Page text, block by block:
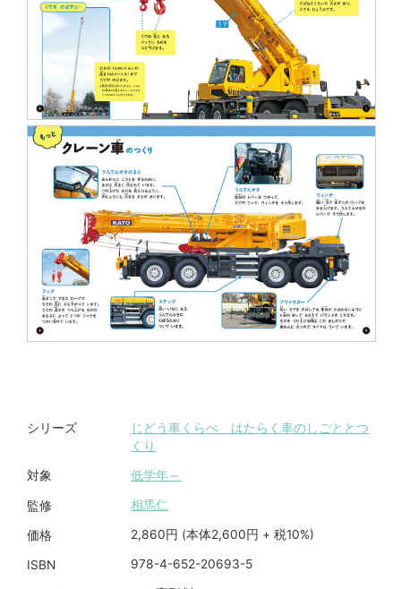
シリーズ
じどう車くらべ はたらく車のしごととつ
くり
対象 低学年～
監修 相馬仁
価格 2,860円 (本体2,600円 + 税10%)
ISBN 978-4-652-20693-5